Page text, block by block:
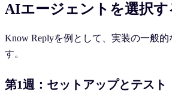
AIエージェントを選択す
Know Replyを例として、実装の一般的
す。
第1週：セットアップとテスト